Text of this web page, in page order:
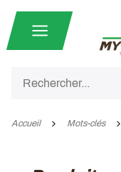
Accueil Mots-clés